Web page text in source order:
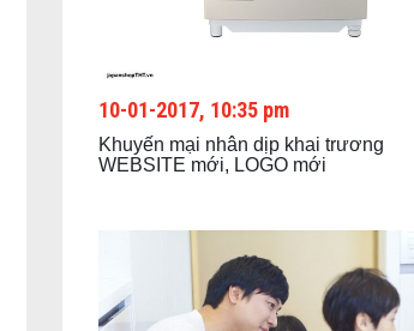
10-01-2017, 10:35 pm
Khuyến mại nhân dịp khai trương
WEBSITE mới, LOGO mới